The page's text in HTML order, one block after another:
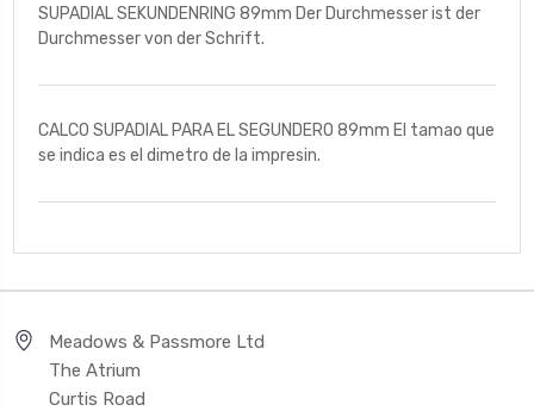
SUPADIAL SEKUNDENRING 89mm Der Durchmesser ist der
Durchmesser von der Schrift.
CALCO SUPADIAL PARA EL SEGUNDERO 89mm El tamao que
se indica es el dimetro de la impresin.
Meadows & Passmore Ltd
The Atrium
Curtis Road